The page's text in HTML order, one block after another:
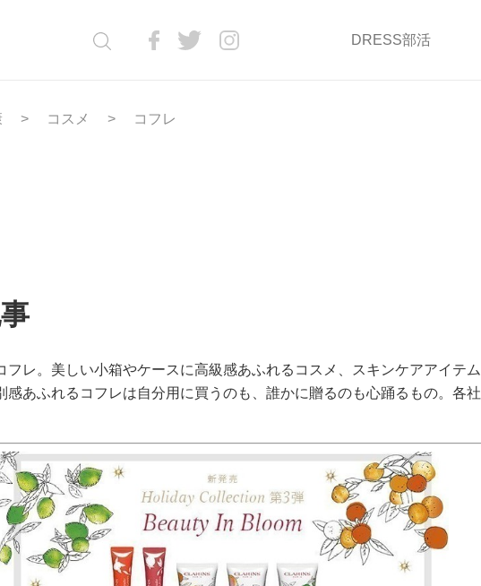
DRESS部活
コスメ コフレ
レ。美しい小箱やケースに高級感あふれるコスメ、スキンケアアイテム
あふれるコフレは自分用に買うのも、誰かに贈るのも心踊るもの。各社